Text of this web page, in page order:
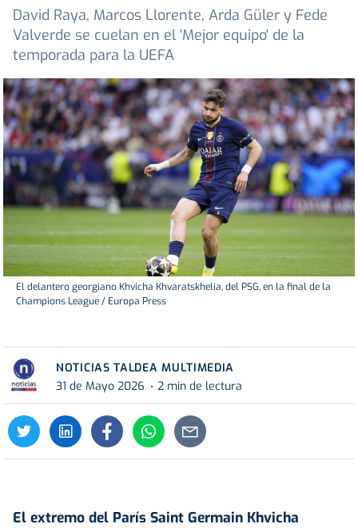
David Raya, Marcos Llorente, Arda Güler y Fede
Valverde se cuelan en el 'Mejor equipo' de la
temporada para la UEFA
El delantero georgiano Khvicha Khvaratskhelia, del PSG, en la final de la
Champions League / Europa Press
NOTICIAS TALDEA MULTIMEDIA
31 de Mayo 2026
2 min de lectura
El extremo del París Saint Germain Khvicha